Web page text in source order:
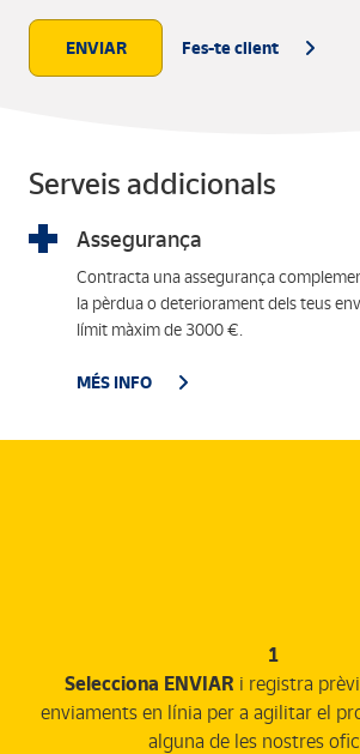
ENVIAR Fes-te client
Serveis addicionals
Assegurança
Contracta una assegurança
la pèrdua o deteriorament dels teus
límit màxim de 3000 €.
MÉS INFO
1
Selecciona ENVIAR i registra
enviaments en línia per a agilitar el
alguna de les nostres